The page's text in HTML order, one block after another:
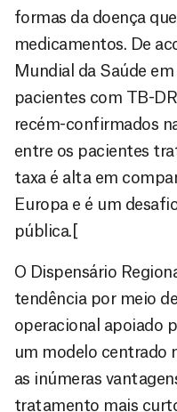
formas da doença
medicamentos. De
Mundial da Saúde
pacientes com TB-
recém-confirmados
entre os pacientes
taxa é alta em
Europa e é um
pública.[
O Dispensário
tendência por meio
operacional apoiado
um modelo centrado
as inúmeras
tratamento mais